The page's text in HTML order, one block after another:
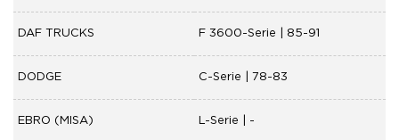
DAF TRUCKS F 3600-Serie | 85-91
DODGE C-Serie | 78-83
EBRO (MISA) L-Serie | -